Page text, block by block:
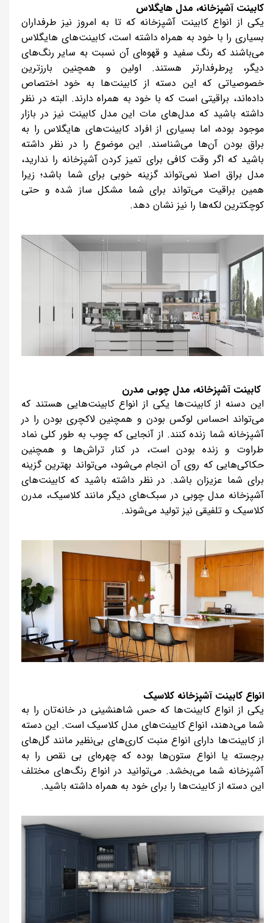
کابینت آشپزخانه، مدل هایگلاس
یکی از انواع کابینت آشپزخانه که تا به امروز نیز طرفداران
بسیاری را با خود به همراه داشته است، کابینت‌های هایگلاس
می‌باشند که رنگ سفید و قهوه‌ای آن نسبت به سایر رنگ‌های
دیگر، پرطرفدارتر هستند. اولین و همچنین بارزترین
خصوصیاتی که این دسته از کابینت‌ها به خود اختصاص
داده‌اند، براقیتی است که با خود به همراه دارند. البته در نظر
داشته باشید که مدل‌های مات این مدل کابینت نیز در بازار
موجود بوده، اما بسیاری از افراد کابینت‌های هایگلاس را به
براق بودن آن‌ها می‌شناسند. این موضوع را در نظر داشته
باشید که اگر وقت کافی برای تمیز کردن آشپزخانه را ندارید،
مدل براق اصلا نمی‌تواند گزینه خوبی برای شما باشد؛ زیرا
همین براقیت می‌تواند برای شما مشکل ساز شده و حتی
کوچکترین لکه‌ها را نیز نشان دهد.
کابینت آشپزخانه، مدل چوبی مدرن
این دسنه از کابینت‌ها یکی از انواع کابینت‌هایی هستند که
می‌تواند احساس لوکس بودن و همچنین لاکچری بودن را در
آشپزخانه شما زنده کنند. از آنجایی که چوب به طور کلی نماد
طراوت و زنده بودن است، در کنار تراش‌ها و همچنین
حکاکی‌هایی که روی آن انجام می‌شود، می‌تواند بهترین گزینه
برای شما عزیزان باشد. در نظر داشته باشید که کابینت‌های
آشپزخانه مدل چوبی در سبک‌های دیگر مانند کلاسیک، مدرن
کلاسیک و تلفیقی نیز تولید می‌شوند.
انواع کابینت آشپزخانه کلاسیک
یکی از انواع کابینت‌ها که حس شاهنشینی در خانه‌تان را به
شما می‌دهند، انواع کابینت‌های مدل کلاسیک است. این دسته
از کابینت‌ها دارای انواع منبت کاری‌های بی‌نظیر مانند گل‌های
برجسته یا انواع ستون‌ها بوده که چهره‌ای بی نقص را به
آشپزخانه شما می‌بخشد. می‌توانید در انواع رنگ‌های مختلف
این دسته از کابینت‌ها را برای خود به همراه داشته باشید.